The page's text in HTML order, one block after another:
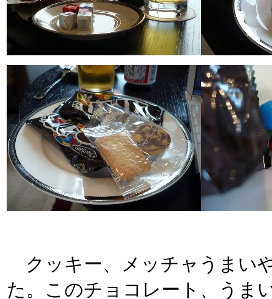
クッキー、メッチャうまい
た。このチョコレート、うま